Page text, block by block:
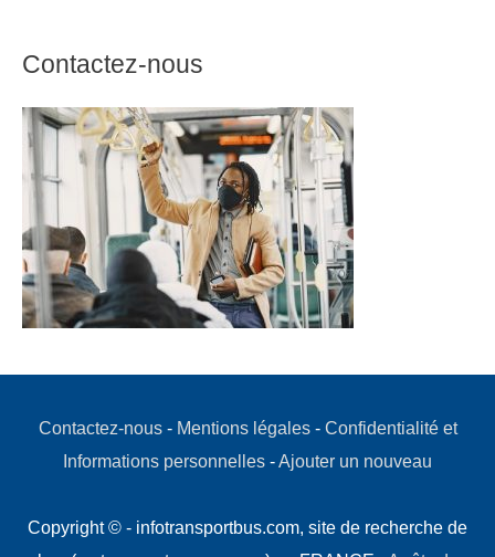
Contactez-nous
Contactez-nous- Mentions légales- Confidentialité et
Informations personnelles -Ajouter un nouveau
Copyright © - infotransportbus.com, site de recherche de